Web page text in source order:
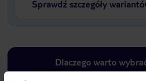
Sprawdź szczegóły
Dlaczego warto